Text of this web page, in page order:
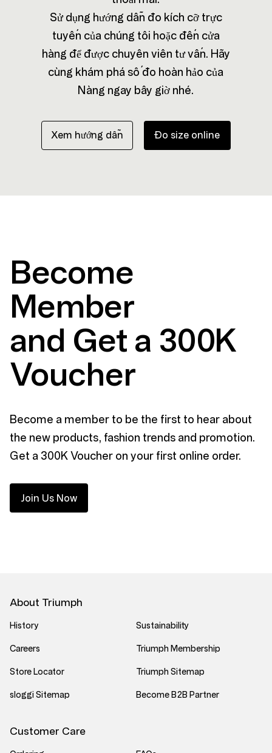
Sử dụng hướng dẫn đo kích cỡ trực
tuyến của chúng tôi hoặc đến cửa
hàng để được chuyên viên tư vấn. Hãy
cùng khám phá số đo hoàn hảo của
Nàng ngay bây giờ nhé.
Xem hướng dẫn Đo size online
Become
Member
and Get a 300K
Voucher
Become a member to be the first to hear about
the new products, fashion trends and promotion.
Get a 300K Voucher on your first online order.
Join Us Now
About Triumph
History Sustainability
Careers Triumph Membership
Store Locator Triumph Sitemap
sloggi Sitemap Become B2B Partner
Customer Care